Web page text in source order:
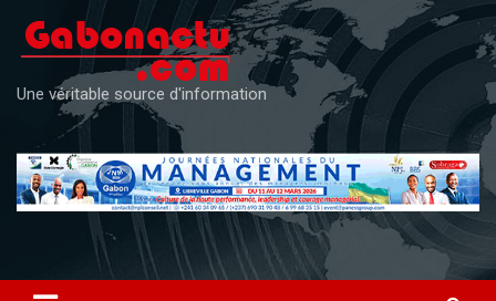
content
Une véritable source d'information